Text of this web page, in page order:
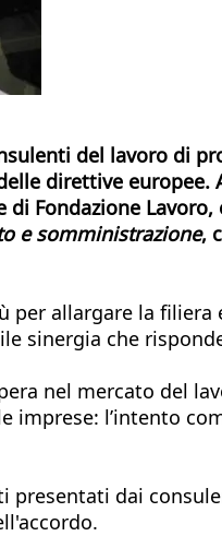
del lavoro di
direttive
Fondazione
e somministrazione,
per allargare la
sinergia che
nel mercato del
l’intento
presentati dai